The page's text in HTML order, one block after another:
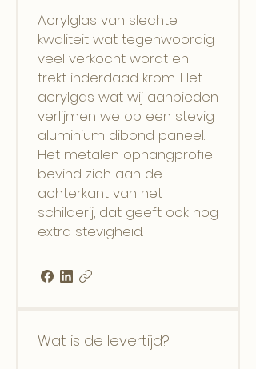
Acrylglas van slechte
kwaliteit wat tegenwoordig
veel verkocht wordt en
trekt inderdaad krom. Het
acrylgas wat wij aanbieden
verlijmen we op een stevig
aluminium dibond paneel.
Het metalen ophangprofiel
bevind zich aan de
achterkant van het
schilderij, dat geeft ook nog
extra stevigheid.
Wat is de levertijd?